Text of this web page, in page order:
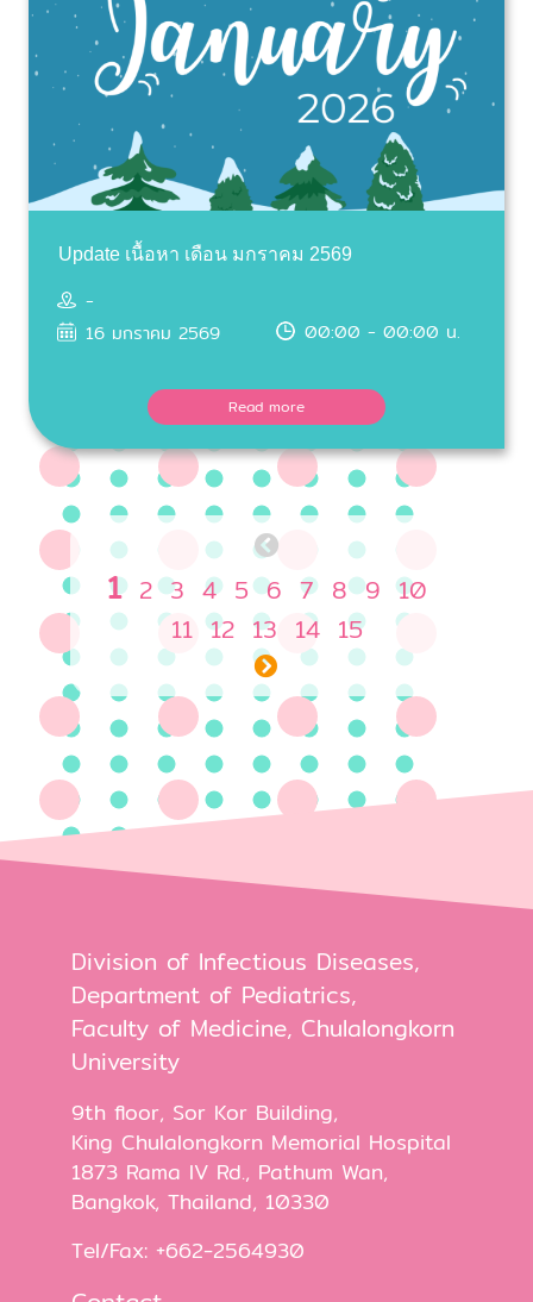
Update เนื้อหา เดือน มกราคม 2569
-
16 มกราคม 2569
00:00 - 00:00 น.
Read more
1 2 3 4 5 6 7 8 9 10
11 12 13 14 15
Division of Infectious Diseases,
Department of Pediatrics,
Faculty of Medicine, Chulalongkorn
University
9th floor, Sor Kor Building,
King Chulalongkorn Memorial Hospital
1873 Rama IV Rd., Pathum Wan,
Bangkok, Thailand, 10330
Tel/Fax: +662-2564930